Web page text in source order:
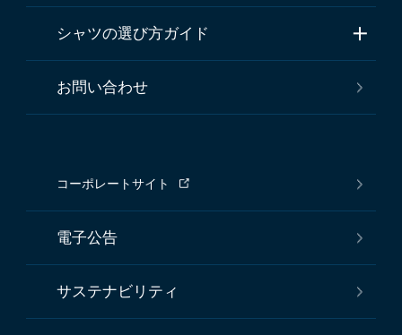
シャツの選び方ガイド
お問い合わせ
コーポレートサイト
電子公告
サステナビリティ